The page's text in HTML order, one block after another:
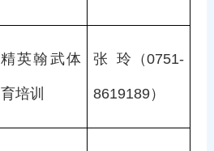
精英翰武体
育培训
张  玲（0751-
8619189）